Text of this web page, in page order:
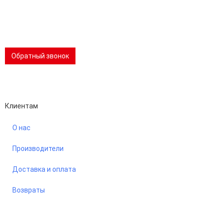
Обратный звонок
Клиентам
О нас
Производители
Доставка и оплата
Возвраты